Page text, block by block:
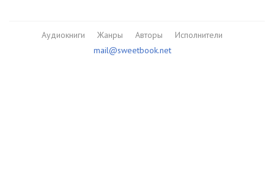
Аудиокниги Жанры Авторы
Исполнители
mail@sweetbook.net